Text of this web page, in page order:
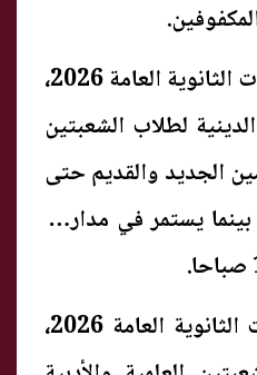
وبحسب جدول امتحانات الثانوية العامة 2026،
لطلاب الشعبتين
الجديد والقديم حتى
صباحا، بينما يستمر في مدارس
ووفقا لجدول امتحانات الثانوية العامة 2026،